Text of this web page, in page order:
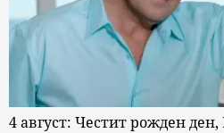
4 август: Честит рожден